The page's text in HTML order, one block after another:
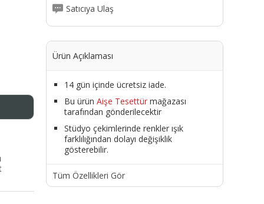
Satıcıya Ulaş
Ürün Açıklaması
14 gün içinde ücretsiz iade.
Bu ürün Aişe Tesettürmağazası
tarafından gönderilecektir
Stüdyo çekimlerinde renkler ışık
farklılığından dolayı değişiklik
gösterebilir.
Tüm Özellikleri Gör